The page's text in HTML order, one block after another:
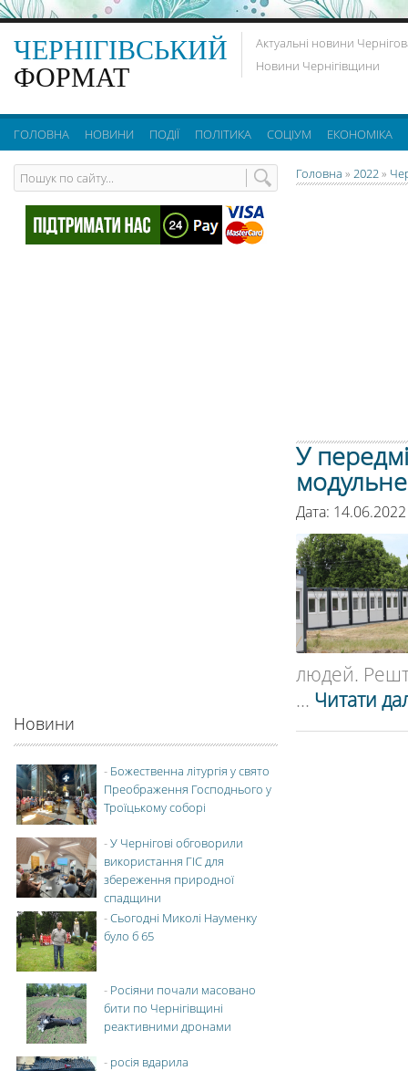
ЧЕРНІГІВСЬКИЙ
ФОРМАТ
Актуальні новини
Новини Чернігівщини
ГОЛОВНА НОВИНИ ПОДІЇ ПОЛІТИКА СОЦІУМ ЕКОНОМІКА
Головна » 2022»
У
Дата:
людей.
... Читати
Новини
- Божественна літургія у свято
Преображення Господнього у
Троїцькому соборі
-У Чернігові обговорили
використання ГІС для
збереження природної
спадщини
-Сьогодні Миколі Науменку
було б 65
- Росіяни почали масовано
бити по Чернігівщині
реактивними дронами
- росія вдарила